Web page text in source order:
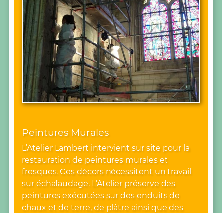
Peintures Murales
L’Atelier Lambert intervient sur site pour la
restauration de peintures murales et
fresques. Ces décors nécessitent un travail
sur échafaudage. L’Atelier préserve des
peintures exécutées sur des enduits de
chaux et de terre, de plâtre ainsi que des